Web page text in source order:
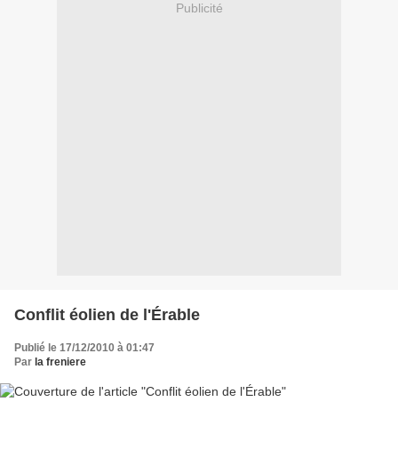
Publicité
Conflit éolien de l'Érable
Publié le 17/12/2010 à 01:47
Par la freniere